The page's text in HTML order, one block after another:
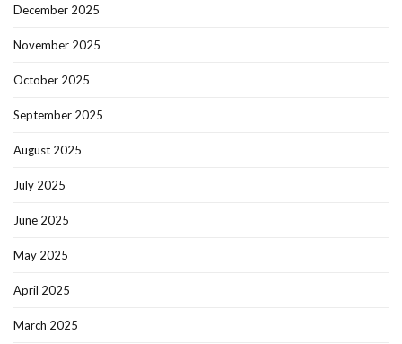
December 2025
November 2025
October 2025
September 2025
August 2025
July 2025
June 2025
May 2025
April 2025
March 2025